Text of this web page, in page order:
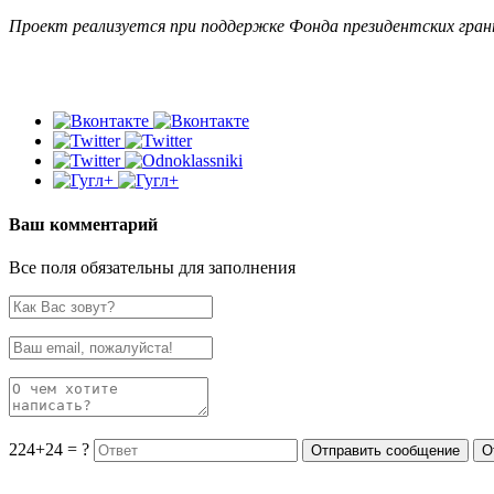
Проект реализуется при поддержке Фонда президентских
Ваш комментарий
Все поля обязательны для заполнения
224+24 = ?